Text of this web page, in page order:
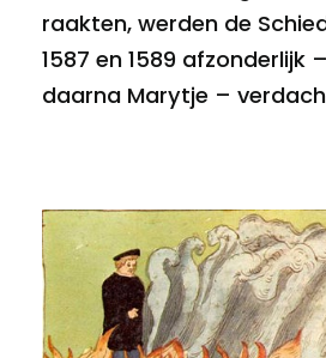
raakten, werden de
1587 en 1589 afzonderlijk
daarna Marytje –